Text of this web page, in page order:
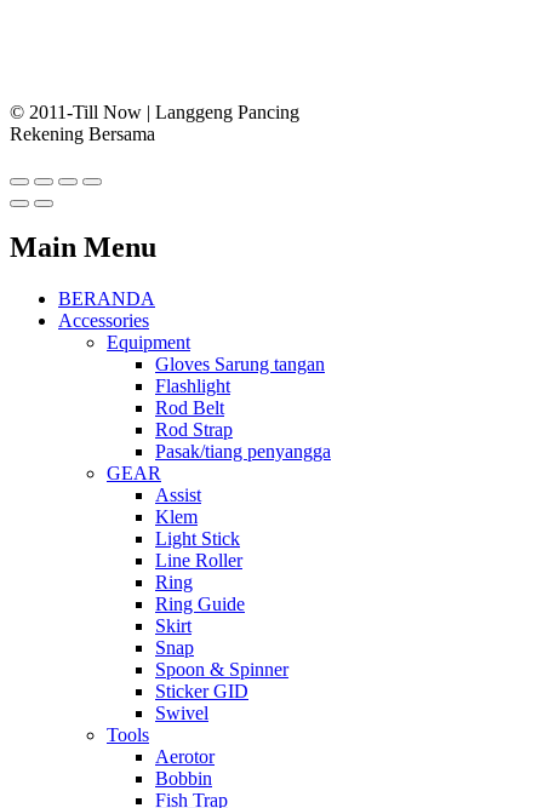
© 2011-Till Now | Langgeng Pancing
Rekening Bersama
Main Menu
BERANDA
Accessories
Equipment
Gloves Sarung tangan
Flashlight
Rod Belt
Rod Strap
Pasak/tiang penyangga
GEAR
Assist
Klem
Light Stick
Line Roller
Ring
Ring Guide
Skirt
Snap
Spoon & Spinner
Sticker GID
Swivel
Tools
Aerotor
Bobbin
Fish Trap